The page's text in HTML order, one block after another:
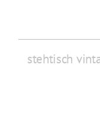
stehtisch